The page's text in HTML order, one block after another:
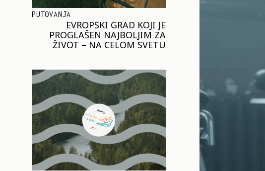
PUTOVANJA
EVROPSKI GRAD KOJI JE
PROGLAŠEN NAJBOLJIM ZA
ŽIVOT – NA CELOM SVETU